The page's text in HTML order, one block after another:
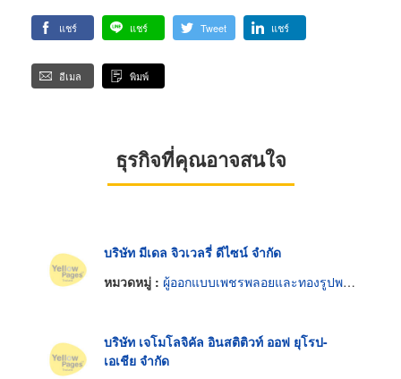
แชร์ แชร์ Tweet แชร์
อีเมล พิมพ์
ธุรกิจที่คุณอาจสนใจ
บริษัท มีเดล จิวเวลรี่ ดีไซน์ จำกัด
หมวดหมู่ : ผู้ออกแบบเพชรพลอยและทองรูปพรรณ
บริษัท เจโมโลจิคัล อินสติติวท์ ออฟ ยุโรป-
เอเชีย จำกัด